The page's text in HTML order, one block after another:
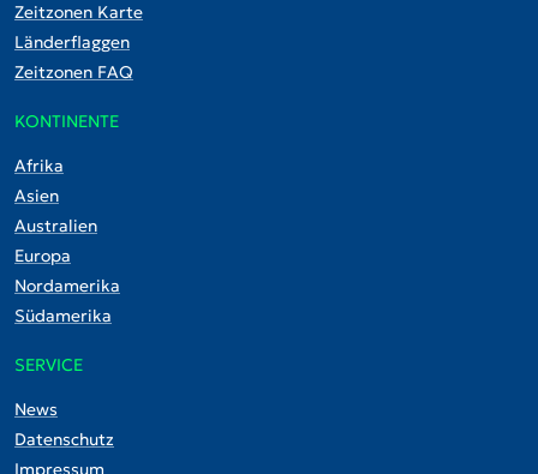
Zeitzonen Karte
Länderflaggen
Zeitzonen FAQ
KONTINENTE
Afrika
Asien
Australien
Europa
Nordamerika
Südamerika
SERVICE
News
Datenschutz
Impressum